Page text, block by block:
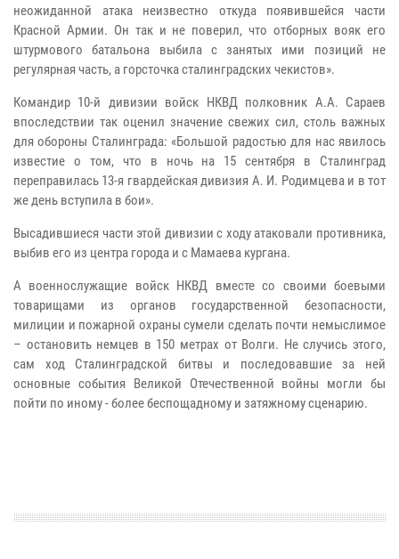
неожиданной атака неизвестно откуда появившейся части
Красной Армии. Он так и не поверил, что отборных вояк его
штурмового батальона выбила с занятых ими позиций не
регулярная часть, а горсточка сталинградских чекистов».
Командир 10-й дивизии войск НКВД полковник А.А. Сараев
впоследствии так оценил значение свежих сил, столь важных
для обороны Сталинграда: «Большой радостью для нас явилось
известие о том, что в ночь на 15 сентября в Сталинград
переправилась 13-я гвардейская дивизия А. И. Родимцева и в тот
же день вступила в бои».
Высадившиеся части этой дивизии с ходу атаковали противника,
выбив его из центра города и с Мамаева кургана.
А военнослужащие войск НКВД вместе со своими боевыми
товарищами из органов государственной безопасности,
милиции и пожарной охраны сумели сделать почти немыслимое
– остановить немцев в 150 метрах от Волги. Не случись этого,
сам ход Сталинградской битвы и последовавшие за ней
основные события Великой Отечественной войны могли бы
пойти по иному - более беспощадному и затяжному сценарию.